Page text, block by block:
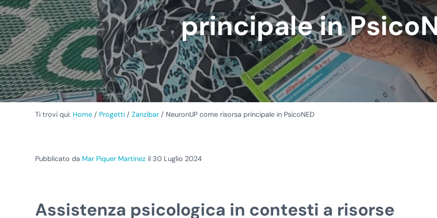
principale in
Ti trovi qui: Home / Progetti / Zanzíbar / NeuronUP come risorsa principale in PsicoNED
Pubblicato da Mar Piquer Martinez il 30 Luglio 2024
Assistenza psicologica in contesti a risorse